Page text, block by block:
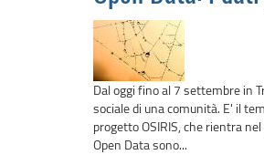
Dal oggi fino al 7 settembre in
sociale di una comunità. E' il
progetto OSIRIS, che rientra
Open Data sono...